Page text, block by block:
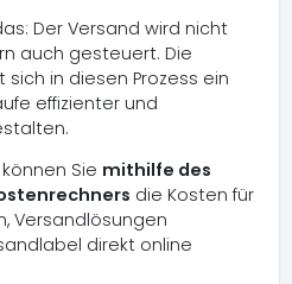
Der Versand wird nicht
auch gesteuert. Die
in diesen Prozess ein
effizienter und
Sie mithilfe des
die Kosten für
Versandlösungen
direkt online